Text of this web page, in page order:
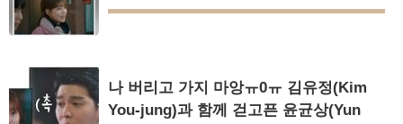
나 버리고 가지 마앙ㅠ0ㅠ 김유정(Kim
You-jung)과 함께 걷고픈 윤균상(Yun